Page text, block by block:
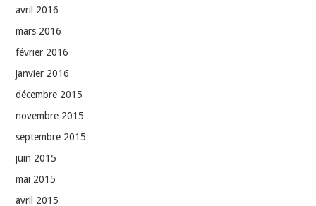
avril 2016
mars 2016
février 2016
janvier 2016
décembre 2015
novembre 2015
septembre 2015
juin 2015
mai 2015
avril 2015